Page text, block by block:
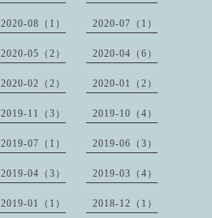
2020-08（1） 2020-07（1）
2020-05（2） 2020-04（6）
2020-02（2） 2020-01（2）
2019-11（3） 2019-10（4）
2019-07（1） 2019-06（3）
2019-04（3） 2019-03（4）
2019-01（1） 2018-12（1）